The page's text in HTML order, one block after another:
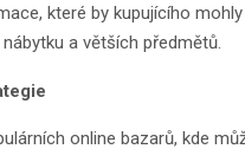
které by kupujícího
a větších předmětů.
online bazarů, kde